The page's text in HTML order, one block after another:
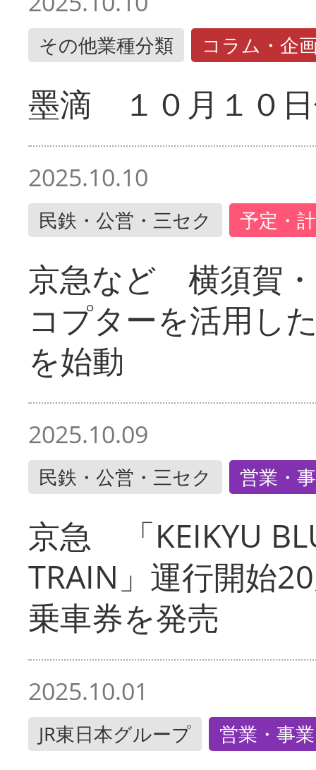
その他業種分類 コラム・企
墨滴 １０月１０
2025.10.10
民鉄・公営・三セク 予定・
京急など 横須賀
コプターを活用し
を始動
2025.10.09
民鉄・公営・三セク 営業・
京急 「KEIKYU
TRAIN」運行開始
乗車券を発売
2025.10.01
JR東日本グループ 営業・事